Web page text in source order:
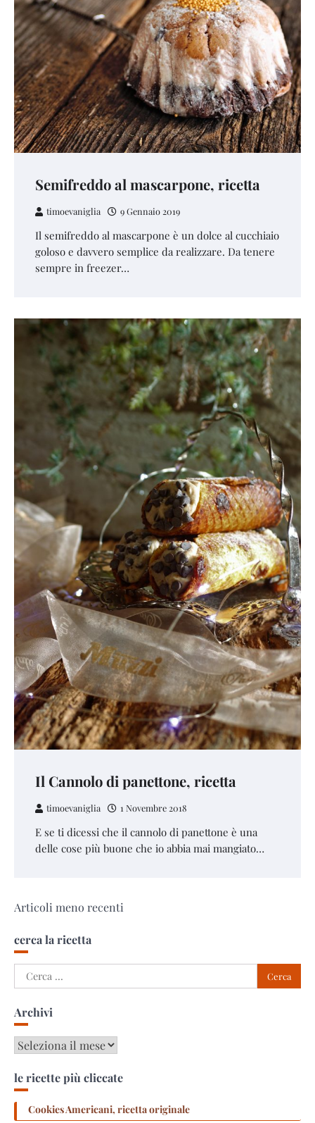
Semifreddo al mascarpone, ricetta
timoevaniglia 9 Gennaio 2019
Il semifreddo al mascarpone è un dolce al cucchiaio
goloso e davvero semplice da realizzare. Da tenere
sempre in freezer…
Il Cannolo di panettone, ricetta
timoevaniglia 1 Novembre 2018
E se ti dicessi che il cannolo di panettone è una
delle cose più buone che io abbia mai mangiato…
Navigazione
articoli
Articoli meno recenti
cerca la ricetta
Ricerca
per:
Archivi
Archivi
le ricette più cliccate
Cookies Americani, ricetta originale